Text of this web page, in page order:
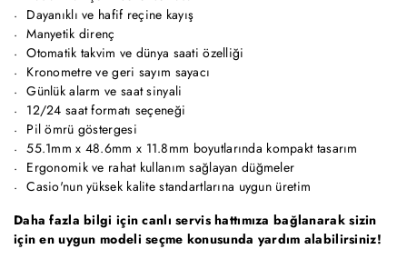
Dayanıklı ve hafif reçine kayış
Manyetik direnç
Otomatik takvim ve dünya saati özelliği
Kronometre ve geri sayım sayacı
Günlük alarm ve saat sinyali
12/24 saat formatı seçeneği
Pil ömrü göstergesi
55.1mm x 48.6mm x 11.8mm boyutlarında kompakt tasarım
Ergonomik ve rahat kullanım sağlayan düğmeler
Casio'nun yüksek kalite standartlarına uygun üretim
Daha fazla bilgi için canlı servis hattımıza bağlanarak sizin
için en uygun modeli seçme konusunda yardım alabilirsiniz!